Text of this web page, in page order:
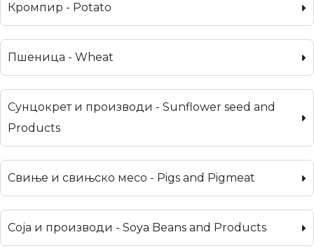
Кромпир - Potato
Пшеница - Wheat
Сунцокрет и производи - Sunflower seed and
Products
Свиње и свињско месо - Pigs and Pigmeat
Соја и производи - Soya Beans and Products